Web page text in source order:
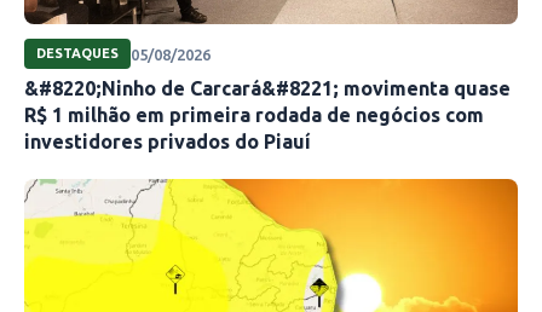
DESTAQUES 05/08/2026
&#8220;Ninho de Carcará&#8221; movimenta quase
R$ 1 milhão em primeira rodada de negócios com
investidores privados do Piauí